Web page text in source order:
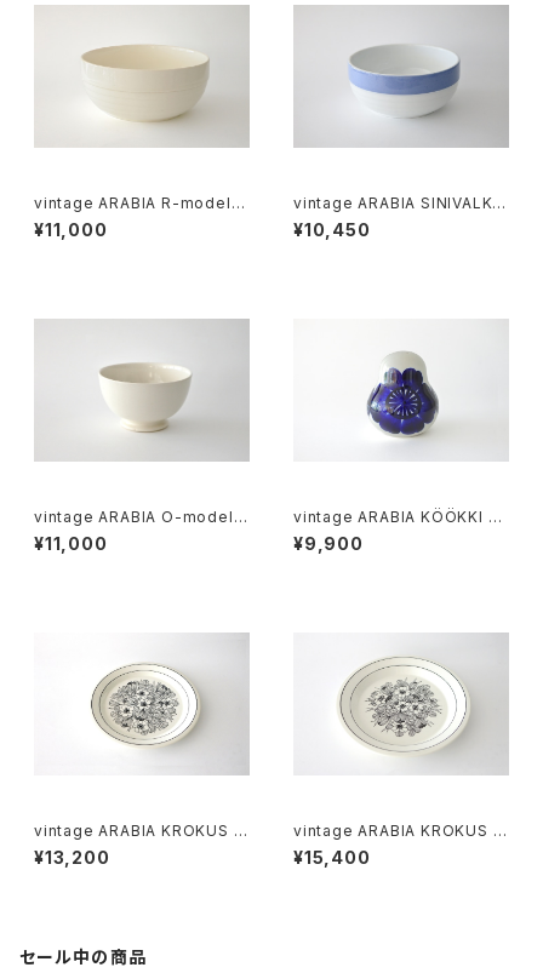
vintage ARABIA R-model b
owl / オールドアラビア ボウル
アイボリー
¥11,000
vintage ARABIA SINIVALKO
R-model bowl / オールドアラ
ビア シニヴァルコ ボウル
¥10,450
vintage ARABIA O-model b
owl ivory / ヴィンテージ アラ
ビア ボウル アイボリー
¥11,000
vintage ARABIA KÖÖKKI sa
lt＆pepper shaker cobalt /
ヴィンテージ アラビア ソルト＆
¥9,900
vintage ARABIA KROKUS Pl
ate 20cm / ヴィンテージ アラ
ビア クロッカス 20cmプレート
¥13,200
vintage ARABIA KROKUS Pl
ate 24cm / ヴィンテージ アラ
ビア クロッカス 24cmプレート
¥15,400
セール中の商品